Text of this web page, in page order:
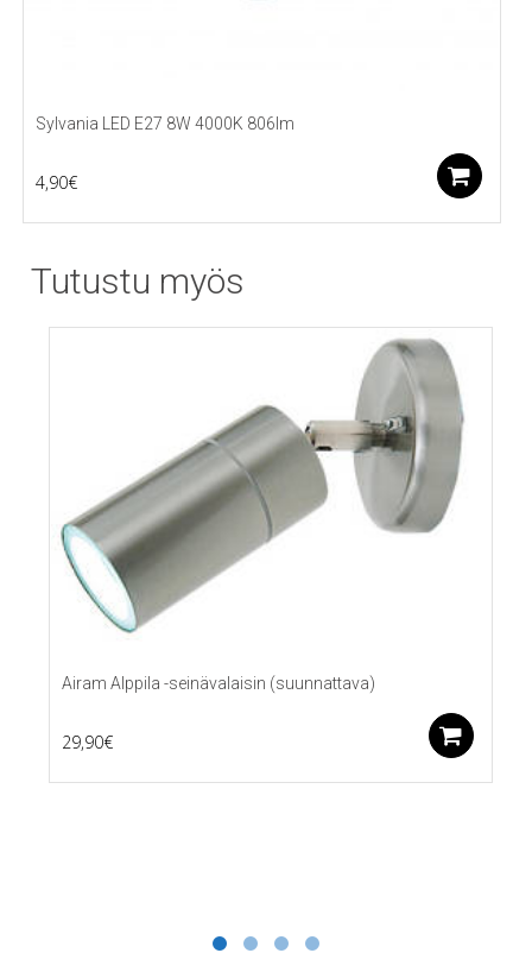
Sylvania LED E27 8W 4000K 806lm
4,90€
Tutustu myös
Airam Alppila -seinävalaisin (suunnattava)
29,90€